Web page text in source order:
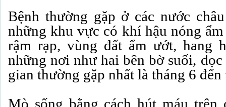
Bệnh thường gặp ở các nước
những khu vực có khí hậu nóng
rậm rạp, vùng đất ẩm ướt, hang
những nơi như hai bên bờ suối,
gian thường gặp nhất là tháng 6 đến
Mò sống bằng cách hút máu trên